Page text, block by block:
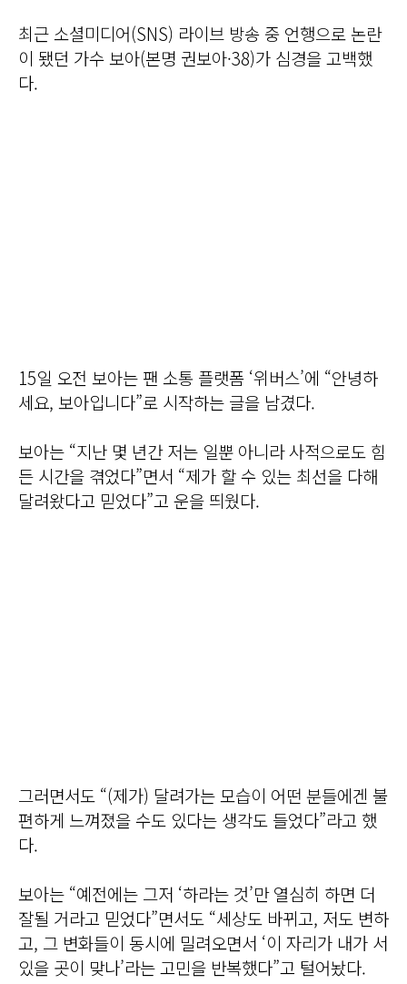
최근 소셜미디어(SNS) 라이브 방송 중 언행으로 논란
이 됐던 가수 보아(본명 권보아·38)가 심경을 고백했
다.
15일 오전 보아는 팬 소통 플랫폼 ‘위버스’에 “안녕하
세요, 보아입니다”로 시작하는 글을 남겼다.
보아는 “지난 몇 년간 저는 일뿐 아니라 사적으로도 힘
든 시간을 겪었다”면서 “제가 할 수 있는 최선을 다해
달려왔다고 믿었다”고 운을 띄웠다.
그러면서도 “(제가) 달려가는 모습이 어떤 분들에겐 불
편하게 느껴졌을 수도 있다는 생각도 들었다”라고 했
다.
보아는 “예전에는 그저 ‘하라는 것’만 열심히 하면 더
잘될 거라고 믿었다”면서도 “세상도 바뀌고, 저도 변하
고, 그 변화들이 동시에 밀려오면서 ‘이 자리가 내가 서
있을 곳이 맞나’라는 고민을 반복했다”고 털어놨다.